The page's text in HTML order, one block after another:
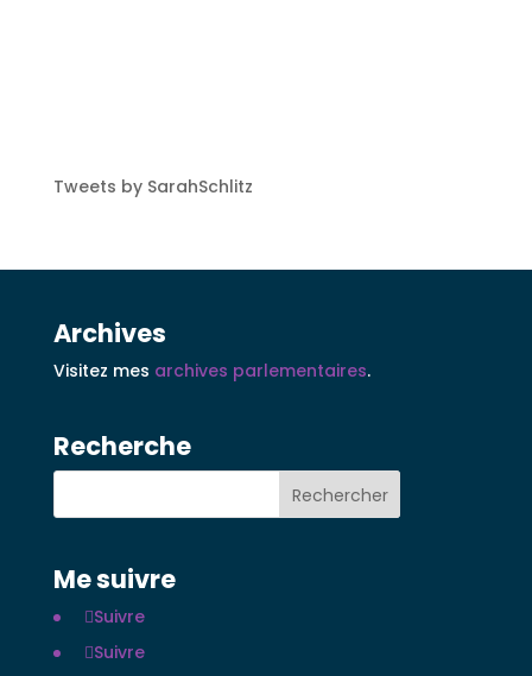
Tweets by SarahSchlitz
Archives
Visitez mes archives parlementaires.
Recherche
Me suivre
Suivre
Suivre